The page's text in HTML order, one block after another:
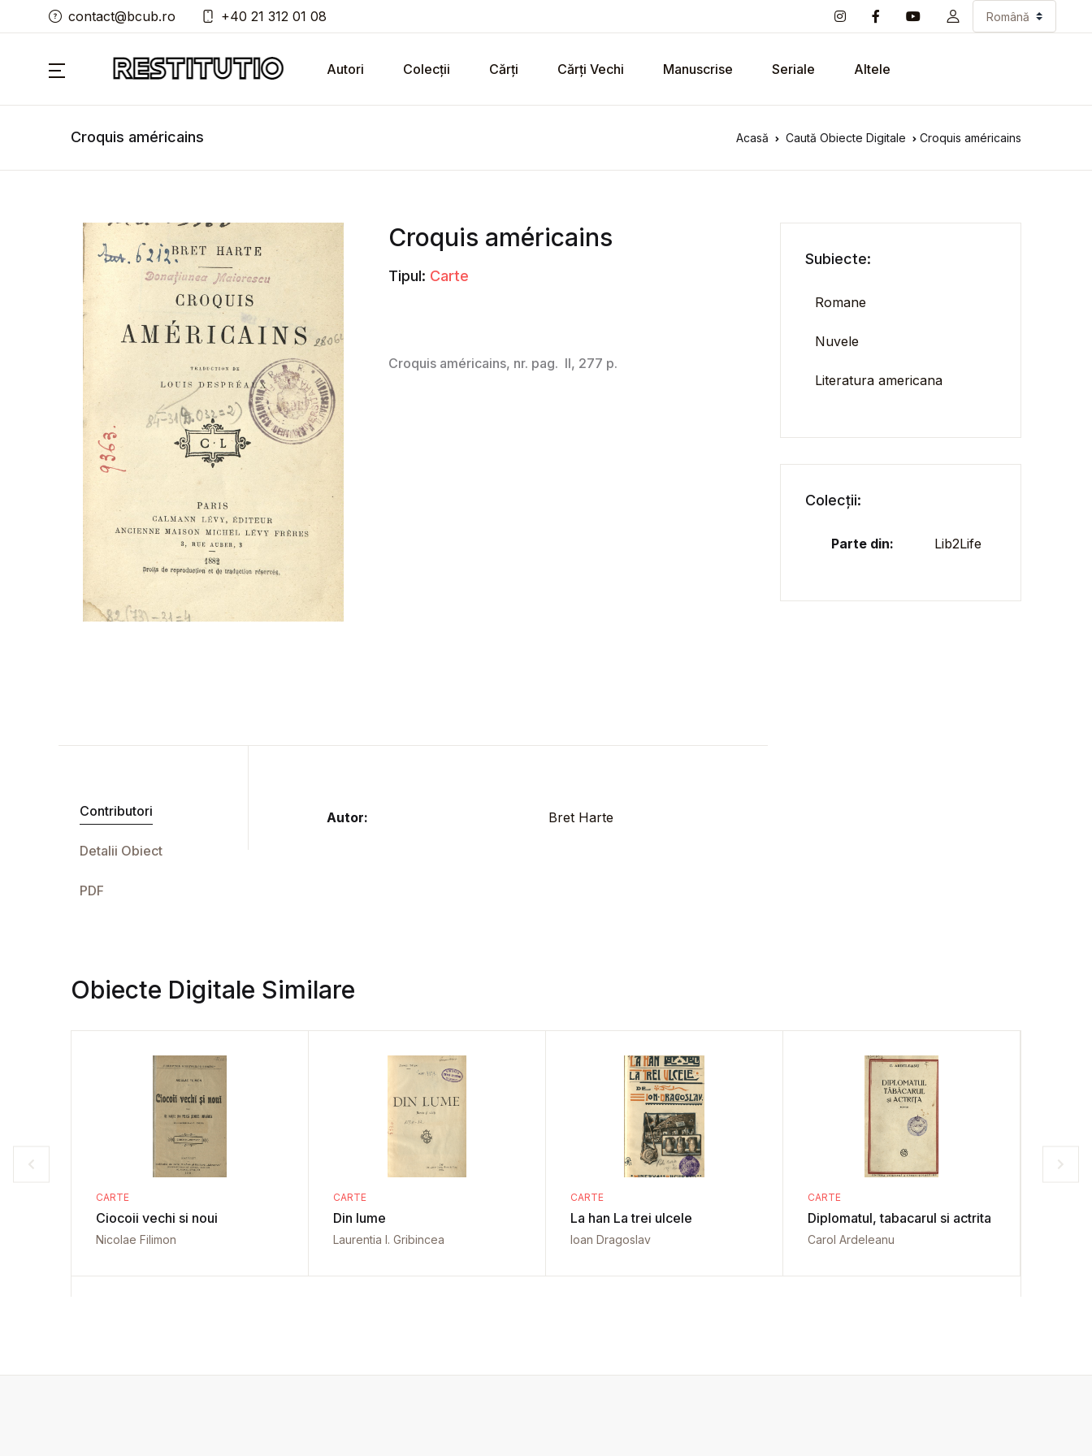
contact@bcub.ro +40 21 312 01 08
Autori Colecții Cărți Cărți Vechi Manuscrise Seriale Altele
Croquis américains Acasă Caută Obiecte Digitale Croquis américains
Croquis américains
Tipul: Carte
Contributori
Detalii Obiect
PDF
Autor: Bret Harte
Subiecte:
Romane
Nuvele
Literatura americana
Colecții:
Parte din: Lib2Life
Obiecte Digitale Similare
CARTE
Ciocoii vechi si noui
Nicolae Filimon
CARTE
Din lume
Laurentia I. Gribincea
CARTE
La han La trei ulcele
Ioan Dragoslav
CARTE
Diplomatul, tabacarul si actrita
Carol Ardeleanu